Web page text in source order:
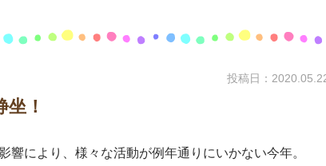
投稿日：
！
響により、様々な活動が例年通りにいかない今年。